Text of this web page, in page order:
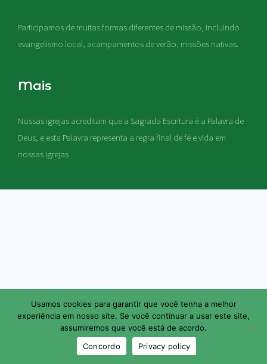
Participamos de muitas formas diferentes de missão, incluindo
evangelismo local, acampamentos de verão, missões nativas.
Mais
Nossas igrejas acreditam que a Sagrada Escritura é a Palavra de
Deus, e esta Palavra representa a regra final de fé e vida em
nossas igrejas
Usamos cookies para garantir que você tenha a melhor
experiência em nosso site. Se você continuar a usar este site,
assumiremos que você está de acordo.
Concordo
Privacy policy